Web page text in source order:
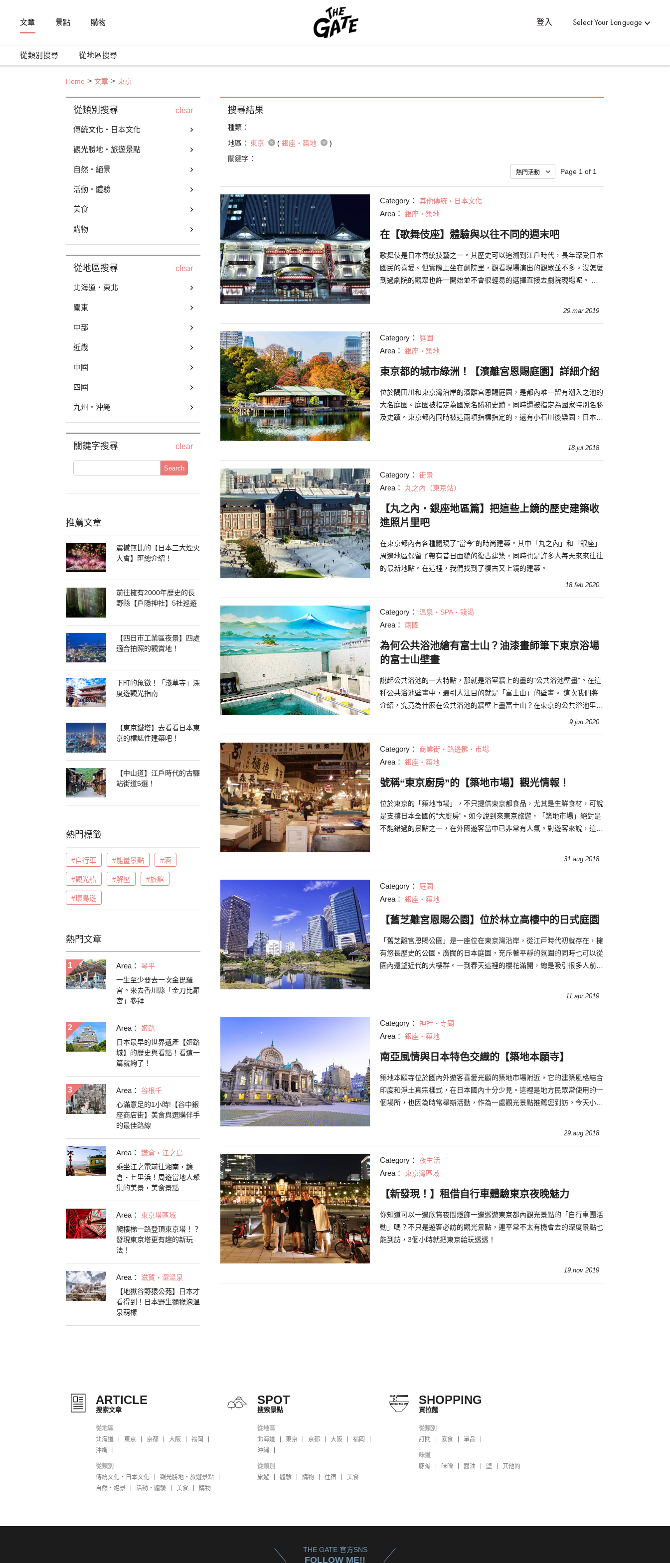
文章 景點 購物 登入 Select Your Language
從類別搜尋 從地區搜尋
Home 文章 東京
從類別搜尋 clear
傳統文化・日本文化
觀光勝地・旅遊景點
自然・絕景
活動・體驗
美食
購物
從地區搜尋 clear
北海道・東北
關東
中部
近畿
中國
四國
九州・沖繩
關鍵字搜尋 clear
Search
推薦文章
震撼無比的【日本三大煙火
大會】匯總介紹！
前往擁有2000年歷史的長
野縣【戶隱神社】5社巡遊
【四日市工業區夜景】四處
適合拍照的觀賞地！
下町的象徵！「淺草寺」深
度遊觀光指南
【東京鐵塔】去看看日本東
京的標誌性建築吧！
【中山道】江戶時代的古驛
站街道5選！
熱門標籤
#自行車 #能量景點 #酒
#觀光船 #解壓 #旅館
#環島遊
熱門文章
Area：
琴平
一生至少要去一次金毘羅
宮。來去香川縣「金刀比羅
宮」參拜
Area：
姬路
日本最早的世界遺產【姬路
城】的歷史與看點！看這一
篇就夠了！
Area：
谷根千
心滿意足的1小時!【谷中銀
座商店街】美食與選購伴手
的最佳路線
Area：
鎌倉・江之島
乘坐江之電前往湘南・鐮
倉・七里浜！周遊當地人聚
集的美景・美食景點
Area：
東京塔區域
爬樓梯一路登頂東京塔！？
發現東京塔更有趣的新玩
法！
Area：
滋賀・澀溫泉
【地獄谷野猿公苑】日本才
看得到！日本野生獼猴泡溫
泉萌樣
搜尋結果
種類：
地區：
東京 ( 銀座・築地
)
關鍵字：
Page 1 of 1
Category： 其他傳統・日本文化
Area： 銀座・築地
在【歌舞伎座】體驗與以往不同的週末吧
歌舞伎是日本傳統技藝之一。其歷史可以追溯到江戶時代，長年深受日本
國民的喜愛。但實際上坐在劇院里，觀看現場演出的觀眾並不多。沒怎麼
到過劇院的觀眾也許一開始並不會很輕易的選擇直接去劇院現場呢。 實
29.mar 2019
Category： 庭園
Area： 銀座・築地
東京都的城市綠洲！【濱離宮恩賜庭園】詳細介紹
位於隅田川和東京灣沿岸的濱離宮恩賜庭園，是都內唯一留有潮入之池的
大名庭園。庭園被指定為國家名勝和史蹟，同時還被指定為國家特別名勝
及史蹟。東京都內同時被這兩項指標指定的，還有小石川後樂園，日本全
18.jul 2018
Category： 街景
Area： 丸之內（東京站）
【丸之內・銀座地區篇】把這些上鏡的歷史建築收
進照片里吧
在東京都內有各種體現了"當今"的時尚建築。其中「丸之內」和「銀座」
周邊地區保留了帶有昔日面貌的復古建築，同時也是許多人每天來來往往
的最新地點。在這裡，我們找到了復古又上鏡的建築。
18.feb 2020
Category： 温泉・SPA・錢湯
Area： 兩國
為何公共浴池繪有富士山？油漆畫師筆下東京浴場
的富士山壁畫
說起公共浴池的一大特點，那就是浴室牆上的畫的"公共浴池壁畫"。在這
種公共浴池壁畫中，最引人注目的就是「富士山」的壁畫。 這次我們將
介紹，究竟為什麼在公共浴池的牆壁上畫富士山？在東京的公共浴池里，
9.jun 2020
Category： 商業街・路邊攤・市場
Area： 銀座・築地
號稱“東京廚房”的【築地市場】觀光情報！
位於東京的「築地市場」，不只提供東京都食品，尤其是生鮮食材，可說
是支撐日本全國的“大廚房”。如今說到來東京旅遊，「築地市場」絕對是
不能錯過的景點之一，在外國遊客當中已非常有人氣。對遊客來說，這裏
31.aug 2018
Category： 庭園
Area： 銀座・築地
【舊芝離宮恩賜公園】位於林立高樓中的日式庭園
「舊芝離宮恩賜公園」是一座位在東京灣沿岸，從江戸時代初就存在，擁
有悠長歷史的公園。廣闊的日本庭園，充斥著平靜的氛圍的同時也可以從
園內遠望近代的大樓群。一到春天這裡的櫻花滿開，總是吸引很多人前來
11.apr 2019
Category： 神社・寺廟
Area： 銀座・築地
南亞風情與日本特色交織的【築地本願寺】
築地本願寺位於國內外遊客喜愛光顧的築地市場附近。它的建築風格結合
印度和淨土真宗樣式，在日本國內十分少見。這裡是地方民眾常使用的一
個場所，也因為時常舉辦活動，作為一處觀光景點推薦您到訪。今天小編
29.aug 2018
Category： 夜生活
Area： 東京灣區域
【新發現！】租借自行車體驗東京夜晚魅力
你知道可以一邊欣賞夜間燈飾一邊巡遊東京都內觀光景點的「自行車團活
動」嗎？不只是遊客必訪的觀光景點，連平常不太有機會去的深度景點也
能到訪，3個小時就把東京給玩透透！
19.nov 2019
ARTICLE
搜索文章
從地區
北海道
東京 京都 大阪
福岡
沖縄
從類別
傳統文化・日本文化
觀光勝地・旅遊景點
自然・絕景
活動・體驗 美食 購物
SPOT
搜索景點
從地區
北海道
東京 京都 大阪
福岡
沖縄
從類別
旅遊
體驗 購物 住宿 美食
SHOPPING
買拉麵
從類別
訂閱
素食 單品
味道
豚骨
味噌 醬油 鹽 其他的
THE GATE 官方SNS
FOLLOW ME!!